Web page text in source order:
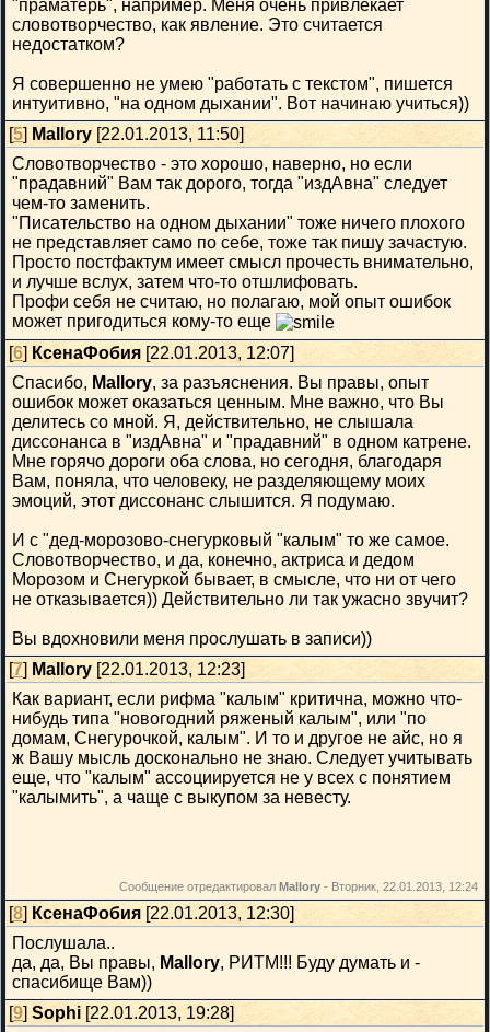
"праматерь", например. Меня очень привлекает
словотворчество, как явление. Это считается
недостатком?
Я совершенно не умею "работать с текстом", пишется
интуитивно, "на одном дыхании". Вот начинаю учиться))
[5] Mallory [22.01.2013, 11:50]
Словотворчество - это хорошо, наверно, но если
"прадавний" Вам так дорого, тогда "издАвна" следует
чем-то заменить.
"Писательство на одном дыхании" тоже ничего плохого
не представляет само по себе, тоже так пишу зачастую.
Просто постфактум имеет смысл прочесть внимательно,
и лучше вслух, затем что-то отшлифовать.
Профи себя не считаю, но полагаю, мой опыт ошибок
может пригодиться кому-то еще
[6] КсенаФобия [22.01.2013, 12:07]
Спасибо, Mallory, за разъяснения. Вы правы, опыт
ошибок может оказаться ценным. Мне важно, что Вы
делитесь со мной. Я, действительно, не слышала
диссонанса в "издАвна" и "прадавний" в одном катрене.
Мне горячо дороги оба слова, но сегодня, благодаря
Вам, поняла, что человеку, не разделяющему моих
эмоций, этот диссонанс слышится. Я подумаю.
И с "дед-морозово-снегурковый "калым" то же самое.
Словотворчество, и да, конечно, актриса и дедом
Морозом и Снегуркой бывает, в смысле, что ни от чего
не отказывается)) Действительно ли так ужасно звучит?
Вы вдохновили меня прослушать в записи))
[7] Mallory [22.01.2013, 12:23]
Как вариант, если рифма "калым" критична, можно что-
нибудь типа "новогодний ряженый калым", или "по
домам, Снегурочкой, калым". И то и другое не айс, но я
ж Вашу мысль досконально не знаю. Следует учитывать
еще, что "калым" ассоциируется не у всех с понятием
"калымить", а чаще с выкупом за невесту.
Сообщение отредактировал Mallory - Вторник, 22.01.2013, 12:24
[8] КсенаФобия [22.01.2013, 12:30]
Послушала..
да, да, Вы правы, Mallory, РИТМ!!! Буду думать и -
спасибище Вам))
[9] Sophi [22.01.2013, 19:28]